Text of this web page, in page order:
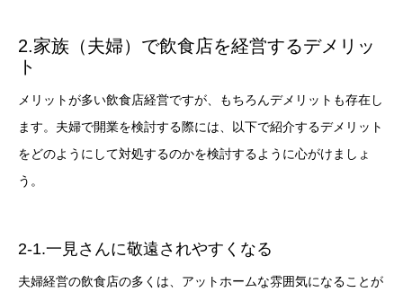
2.家族（夫婦）で飲食店を経営するデメリッ
ト
メリットが多い飲食店経営ですが、もちろんデメリットも存在し
ます。夫婦で開業を検討する際には、以下で紹介するデメリット
をどのようにして対処するのかを検討するように心がけましょ
う。
2-1.一見さんに敬遠されやすくなる
夫婦経営の飲食店の多くは、アットホームな雰囲気になることが